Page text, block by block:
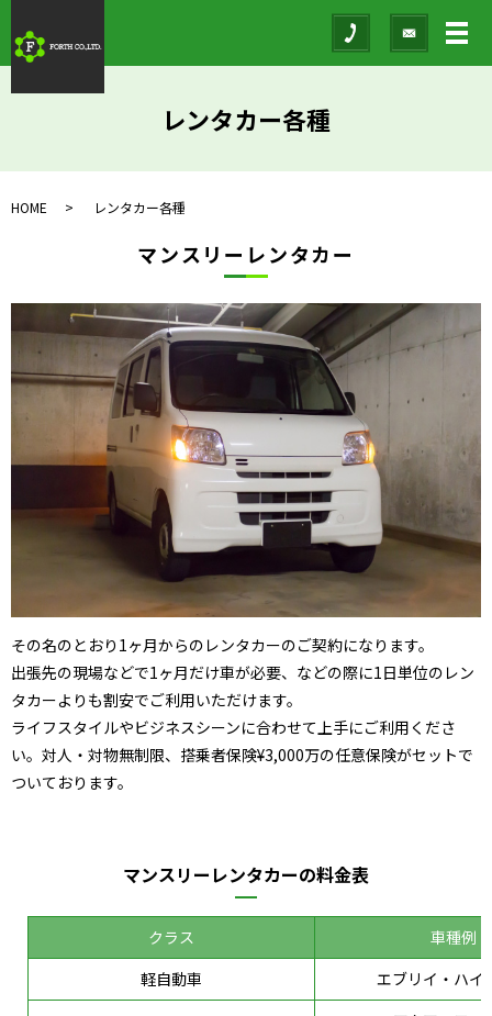
メ
レンタカー各種
HOME レンタカー各種
マンスリーレンタカー
その名のとおり1ヶ月からのレンタカーのご契約になります。
出張先の現場などで1ヶ月だけ車が必要、などの際に1日単位のレン
タカーよりも割安でご利用いただけます。
​ライフスタイルやビジネスシーンに合わせて上手にご利用くださ
い。対人・対物無制限、搭乗者保険¥3,000万の任意保険がセットで
ついております。
マンスリーレンタカーの料金表
クラス
車種例
軽自動車
エブリイ・ハイ